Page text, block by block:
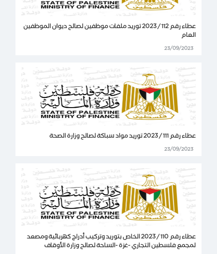
عطاء رقم 112 / 2023 توريد ملفات موظفين لصالح ديوان الموظفين
العام
23/09/2023
عطاء رقم 111 / 2023 توريد مواد سباكة لصالح وزارة الصحة
23/09/2023
عطاء رقم 110 / 2023 الخاص بتوريد وتركيب أدراج كهربائية ومصعد
لمجمع فلسطين التجاري -غزة -الساحة لصالح وزارة الأوقاف